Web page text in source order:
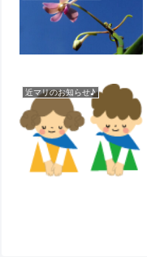
近マリのお知らせ♪